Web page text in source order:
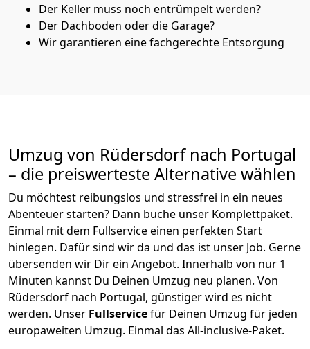
Der Keller muss noch entrümpelt werden?
Der Dachboden oder die Garage?
Wir garantieren eine fachgerechte Entsorgung
Umzug von Rüdersdorfnach Portugal
– die preiswerteste Alternative wählen
Du möchtest reibungslos und stressfrei in ein neues
Abenteuer starten? Dann buche unser Komplettpaket.
Einmal mit dem Fullservice einen perfekten Start
hinlegen. Dafür sind wir da und das ist unser Job. Gerne
übersenden wir Dir ein Angebot. Innerhalb von nur 1
Minuten kannst Du Deinen Umzug neu planen. Von
Rüdersdorf nach Portugal, günstiger wird es nicht
werden. Unser Fullservicefür Deinen Umzug für jeden
europaweiten Umzug. Einmal das All-inclusive-Paket.